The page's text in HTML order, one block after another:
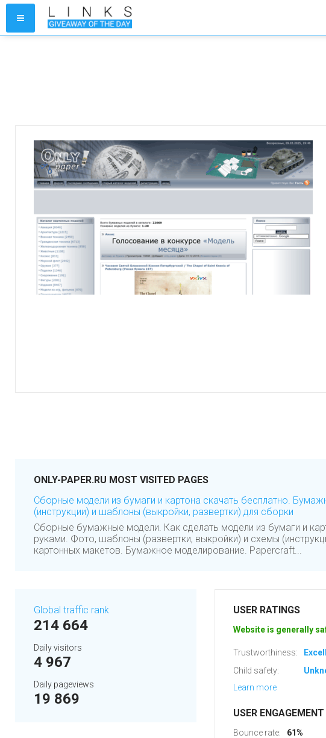
ONLY-PAPER.RU MOST VISITED PAGES
Сборные модели из бумаги и картона скачать бесплатно.
(инструкции) и шаблоны (выкройки, развертки) для сборки
Сборные бумажные модели. Как сделать модели из бумаги и
руками. Фото, шаблоны (развертки, выкройки) и схемы
картонных макетов. Бумажное моделирование. Papercraft...
Global traffic rank
214 664
Daily visitors
4 967
Daily pageviews
19 869
USER RATINGS
Website is generally
Trustworthiness:
Child safety:
Learn more
USER ENGAGEMENT
Bounce rate: 61%